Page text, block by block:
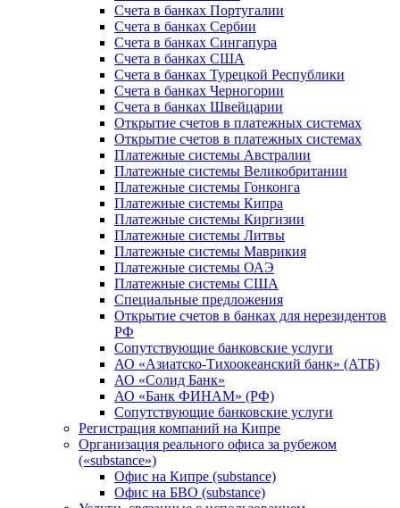
Счета в банках Португалии
Счета в банках Сербии
Счета в банках Сингапура
Счета в банках США
Счета в банках Турецкой Республики
Счета в банках Черногории
Счета в банках Швейцарии
Открытие счетов в платежных системах
Открытие счетов в платежных системах
Платежные системы Австралии
Платежные системы Великобритании
Платежные системы Гонконга
Платежные системы Кипра
Платежные системы Киргизии
Платежные системы Литвы
Платежные системы Маврикия
Платежные системы ОАЭ
Платежные системы США
Специальные предложения
Открытие счетов в банках для нерезидентов
РФ
Сопутствующие банковские услуги
АО «Азиатско-Тихоокеанский банк» (АТБ)
АО «Солид Банк»
АО «Банк ФИНАМ» (РФ)
Сопутствующие банковские услуги
Регистрация компаний на Кипре
Организация реального офиса за рубежом
(«substance»)
Офис на Кипре (substance)
Офис на БВО (substance)